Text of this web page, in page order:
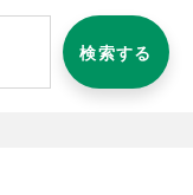
検索する